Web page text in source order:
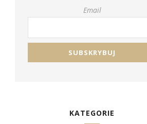
Email
KATEGORIE